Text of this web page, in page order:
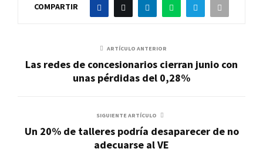
COMPARTIR
ARTÍCULO ANTERIOR
Las redes de concesionarios cierran junio con
unas pérdidas del 0,28%
SIGUIENTE ARTÍCULO
Un 20% de talleres podría desaparecer de no
adecuarse al VE